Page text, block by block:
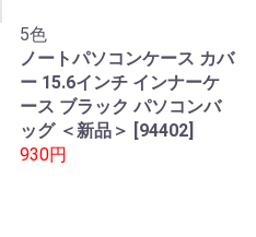
5色
ノートパソコンケース カバ
ー 15.6インチ インナーケ
ース ブラック パソコンバ
ッグ ＜新品＞ [94402]
930円